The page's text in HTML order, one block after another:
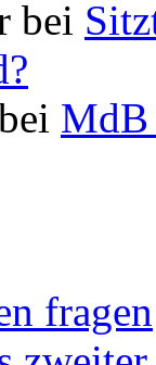
bei
MdB
fragen